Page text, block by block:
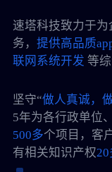
速塔科技致力于
务， 提供高品质
联网系统开发 等
坚守“做人真诚，
5年为各行政单位
500多个项目，客
有相关知识产权20